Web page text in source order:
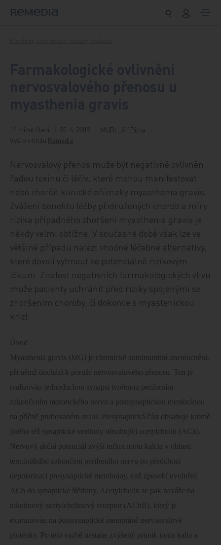
14 minut čtení 20. 4. 2009
MUDr. Jiří Piťha
Vyšlo v titulu Remedia
Nervosvalový přenos muže být negativně ovlivněn
řadou toxinu či léčiv, které mohou manifestovat
nebo zhoršit klinické příznaky myasthenia gravis.
Zvážení benefitu léčby přidružených chorob a míry
rizika případného zhoršení myasthenia gravis je
někdy velmi obtížné. V současné době však lze ve
většině případu nalézt vhodné léčebné alternativy,
které dovolí vyhnout se potenciálně rizikovým
lékum. Znalost negativních farmakologických vlivu
muže pacienty uchránit před riziky spojenými se
zhoršením choroby, či dokonce s myastenickou
krizí.
Úvod
Myasthenia gravis (MG) je chronické autoimunitní onemocnění,
při němž dochází k poruše nervosvalového přenosu. Ten je
realizován jednoduchou synapsí tvořenou periferním
zakončením motorického nervu a postsynaptickou membránou
na příčně pruhovaném svalu. Presynaptická část obsahuje kromě
jiného též synaptické vezikuly obsahující acetylcholin (ACh).
Nervový akční potenciál zvýší influx iontu kalcia v oblasti
terminálního zakončení periferního nervu po předchozí
depolarizaci presynaptické membrány, což zpusobí uvolnění
ACh do synaptické štěrbiny. Acetylcholin se pak naváže na
nikotinový acetylcholinový receptor (AChR), který je
exprimován na postsynaptické membráně nervosvalové
ploténky. Po této vazbě nastane zvýšený prunik iontu kalia a